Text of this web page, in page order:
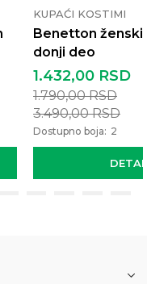
KUPAĆI KOSTIMI
Benetton
donji deo
1.432,00 RSD
1.790,00RSD
3.490,00RSD
Dostupno boja: 2